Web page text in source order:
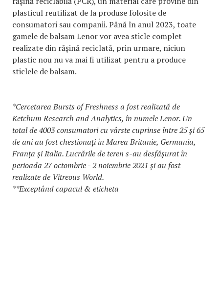
plasticul reutilizat de la produse folosite de
consumatori sau companii. Până în anul 2023, toate
gamele de balsam Lenor vor avea sticle complet
realizate din rășină reciclată, prin urmare, niciun
plastic nou nu va mai fi utilizat pentru a produce
sticlele de balsam.
*Cercetarea Bursts of Freshness a fost realizată de
Ketchum Research and Analytics, în numele Lenor. Un
total de 4003 consumatori cu vârste cuprinse între 25 și 65
de ani au fost chestionați în Marea Britanie, Germania,
Franța și Italia. Lucrările de teren s-au desfășurat în
perioada 27 octombrie - 2 noiembrie 2021 și au fost
realizate de Vitreous World.
**Exceptând capacul & eticheta